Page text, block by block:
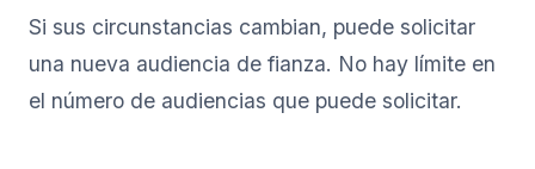
Si sus circunstancias cambian, puede solicitar
una nueva audiencia de fianza. No hay límite en
el número de audiencias que puede solicitar.